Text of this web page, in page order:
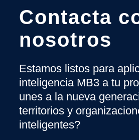
Contacta
nosotros
Estamos listos para
inteligencia MB3 a tu
unes a la nueva
territorios y
inteligentes?